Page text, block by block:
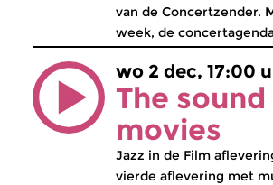
van de Concertzender.
week, de
wo 2 dec, 17:00
The
movies
Jazz in de Film
vierde aflevering met